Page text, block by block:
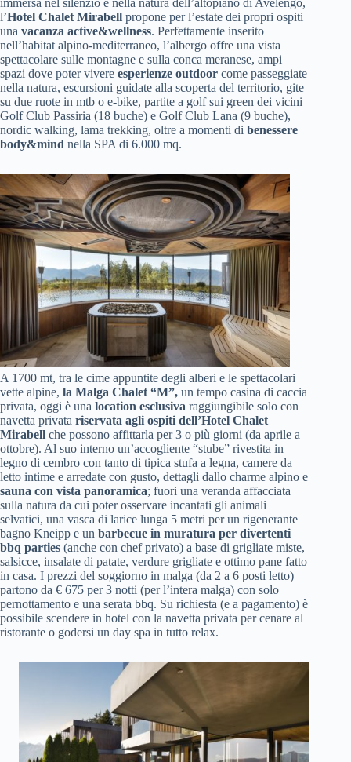
immersa nel silenzio e nella natura dell’altopiano di Avelengo,
l’Hotel Chalet Mirabell propone per l’estate dei propri ospiti
una vacanza active&wellness. Perfettamente inserito
nell’habitat alpino-mediterraneo, l’albergo offre una vista
spettacolare sulle montagne e sulla conca meranese, ampi
spazi dove poter vivere esperienze outdoor come passeggiate
nella natura, escursioni guidate alla scoperta del territorio, gite
su due ruote in mtb o e-bike, partite a golf sui green dei vicini
Golf Club Passiria (18 buche) e Golf Club Lana (9 buche),
nordic walking, lama trekking, oltre a momenti di benessere
body&mind nella SPA di 6.000 mq.
A 1700 mt, tra le cime appuntite degli alberi e le spettacolari
vette alpine, la Malga Chalet “M”, un tempo casina di caccia
privata, oggi è una location esclusiva raggiungibile solo con
navetta privata riservata agli ospiti dell’Hotel Chalet
Mirabell che possono affittarla per 3 o più giorni (da aprile a
ottobre). Al suo interno un’accogliente “stube” rivestita in
legno di cembro con tanto di tipica stufa a legna, camere da
letto intime e arredate con gusto, dettagli dallo charme alpino e
sauna con vista panoramica; fuori una veranda affacciata
sulla natura da cui poter osservare incantati gli animali
selvatici, una vasca di larice lunga 5 metri per un rigenerante
bagno Kneipp e un barbecue in muratura per divertenti
bbq parties (anche con chef privato) a base di grigliate miste,
salsicce, insalate di patate, verdure grigliate e ottimo pane fatto
in casa. I prezzi del soggiorno in malga (da 2 a 6 posti letto)
partono da € 675 per 3 notti (per l’intera malga) con solo
pernottamento e una serata bbq. Su richiesta (e a pagamento) è
possibile scendere in hotel con la navetta privata per cenare al
ristorante o godersi un day spa in tutto relax.